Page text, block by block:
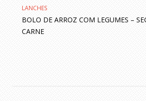
LANCHES
BOLO DE ARROZ COM LEGUMES –
CARNE